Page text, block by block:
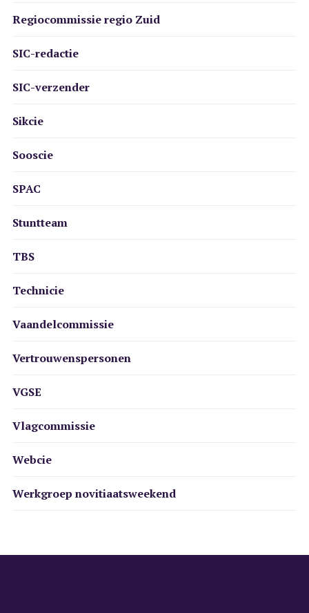
Regiocommissie regio Zuid
SIC-redactie
SIC-verzender
Sikcie
Sooscie
SPAC
Stuntteam
TBS
Technicie
Vaandelcommissie
Vertrouwenspersonen
VGSE
Vlagcommissie
Webcie
Werkgroep novitiaatsweekend